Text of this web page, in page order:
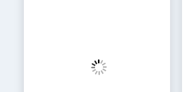
AMD R7 8845HS Gaming PC